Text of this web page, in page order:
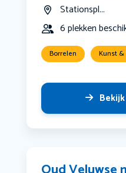
Stationspl...
6 plekken
Borrelen Kunst